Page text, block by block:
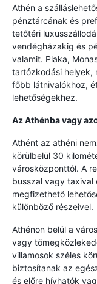
Athén a
pénztárcának és
tetőtéri
vendégházakig és
valamit. Plaka,
tartózkodási helyek,
főbb látnivalókhoz,
lehetőségekhez.
Az Athénba vagy
Athént az athéni
körülbelül 30
városközponttól. A
busszal vagy taxival
megfizethető
különböző részeivel.
Athénon belül a
vagy
villamosok széles
biztosítanak az
és előre hívhatók